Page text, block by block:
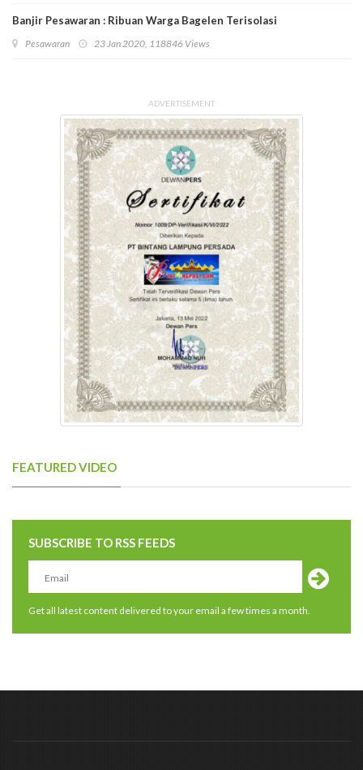
Banjir Pesawaran : Ribuan Warga Bagelen Terisolasi
Pesawaran 23 Jan 2020, 118846 Views
ADVERTISEMENT
FEATURED VIDEO
SUBSCRIBE TO RSS FEEDS
Get all latest content delivered to your email a few times a month.